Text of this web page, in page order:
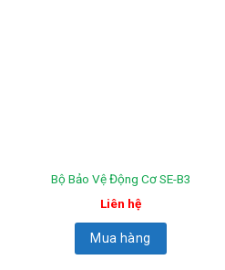
Bộ Bảo Vệ Động Cơ SE-B3
Liên hệ
Mua hàng